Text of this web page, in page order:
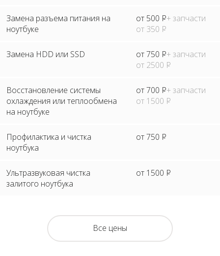
Замена разъема питания на
ноутбуке
от 500 Р+ запчасти
от 350 Р
Замена HDD или SSD от 750 Р+ запчасти
от 2500 Р
Восстановление системы
охлаждения или теплообмена
на ноутбуке
от 700 Р+ запчасти
от 1500 Р
Профилактика и чистка
ноутбука
от 750 Р
Ультразвуковая чистка
залитого ноутбука
от 1500 Р
Все цены